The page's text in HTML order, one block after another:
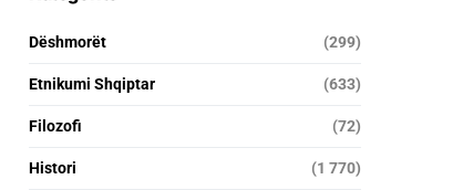
Dëshmorët (299)
Etnikumi Shqiptar (633)
Filozofi (72)
Histori (1 770)